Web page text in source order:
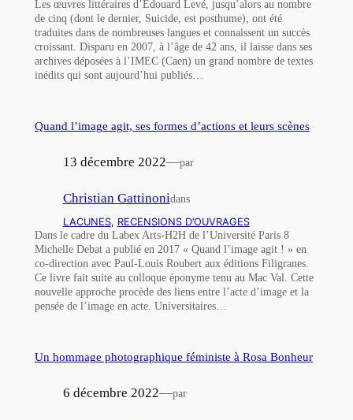
Les œuvres littéraires d’Edouard Levé, jusqu’alors au nombre
de cinq (dont le dernier, Suicide, est posthume), ont été
traduites dans de nombreuses langues et connaissent un succès
croissant. Disparu en 2007, à l’âge de 42 ans, il laisse dans ses
archives déposées à l’IMEC (Caen) un grand nombre de textes
inédits qui sont aujourd’hui publiés…
Quand l’image agit, ses formes d’actions et leurs scènes
13 décembre 2022—par
Christian Gattinonidans
LACUNES, RECENSIONS D’OUVRAGES
Dans le cadre du Labex Arts-H2H de l’Université Paris 8
Michelle Debat a publié en 2017 « Quand l’image agit ! » en
co-direction avec Paul-Louis Roubert aux éditions Filigranes.
Ce livre fait suite au colloque éponyme tenu au Mac Val. Cette
nouvelle approche procède des liens entre l’acte d’image et la
pensée de l’image en acte. Universitaires…
Un hommage photographique féministe à Rosa Bonheur
6 décembre 2022—par